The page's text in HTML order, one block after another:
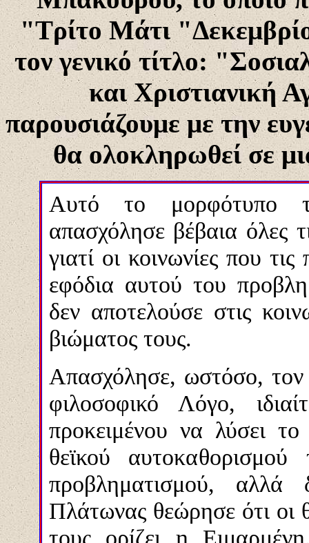
"Τρίτο Μάτι
τον γενικό τίτλο:
και Χριστιανική
παρουσιάζουμε με την
θα ολοκληρωθεί σε
Αυτό το μορφότυπο
απασχόλησε βέβαια όλες
γιατί οι κοινωνίες που
εφόδια αυτού του
δεν αποτελούσε στις
βιώματος τους.
Απασχόλησε, ωστόσο, τον
φιλοσοφικό Λόγο,
προκειμένου να λύσει
θεϊκού
προβληματισμού,
Πλάτωνας θεώρησε ότι οι
τους ορίζει η